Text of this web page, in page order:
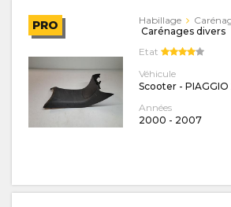
PRO Habillage
Carénages divers
Etat
Véhicule
Scooter - PIAGGIO
Années
2000 - 2007